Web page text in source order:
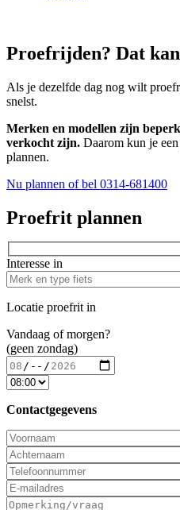
Proefrijden? Dat
Als je dezelfde dag nog wilt
snelst.
Merken en modellen zijn
verkocht zijn. Daarom kun je
plannen.
Nu plannen of bel 0314-681400
Proefrit plannen
Interesse in
Locatie proefrit in
Vandaag of morgen?
(geen zondag)
Contactgegevens